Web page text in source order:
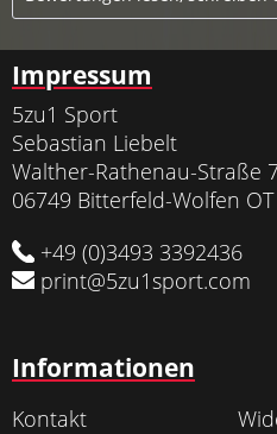
Impressum
5zu1 Sport
Sebastian Liebelt
Walther-Rathenau-Straße
06749 Bitterfeld-Wolfen
+49 (0)3493 3392436
print@5zu1sport.com
Informationen
Kontakt